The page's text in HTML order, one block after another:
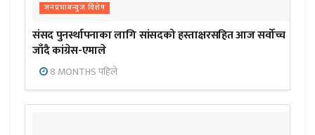
जनप्रभाबन्युज विशेष
संसद पुनर्स्थापनाका लागि सांसदको हस्ताक्षरसहित आज सर्वोच्च
जाँदै कांग्रेस-एमाले
8 MONTHS पहिले